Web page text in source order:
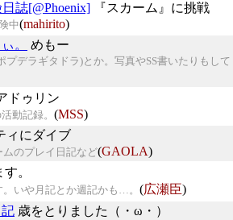
誌[@Phoenix] 『スカーム』に挑戦
中(mahirito)
。 めもー
プデラギタドラ)とか。写真やSS書いたりもして
ドゥリン
動記録。 (MSS)
ィにダイブ
ムのプレイ日記など(GAOLA)
。
いや月記とか週記かも…。 (広瀬臣)
歳をとりました（・ω・）